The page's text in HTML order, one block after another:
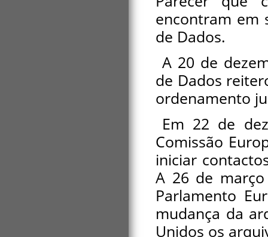
encontram em
de Dados.
A 20 de
de Dados
ordenamento
Em 22 de
Comissão
iniciar
A 26 de
Parlamento
mudança da
Unidos os